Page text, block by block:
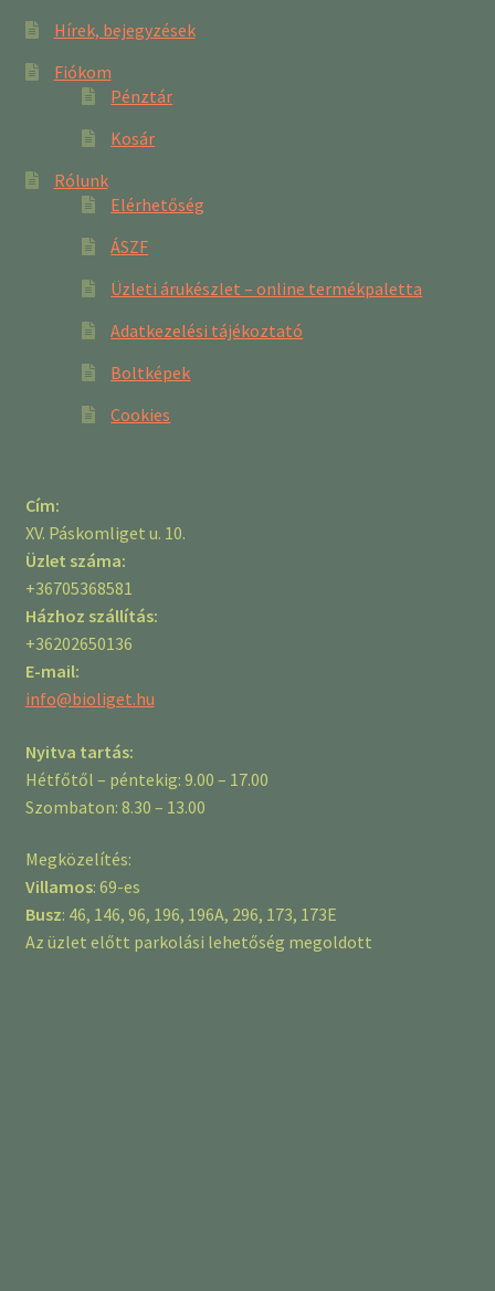
Hírek, bejegyzések
Fiókom
Pénztár
Kosár
Rólunk
Elérhetőség
ÁSZF
Üzleti árukészlet – online termékpaletta
Adatkezelési tájékoztató
Boltképek
Cookies
Cím:
XV. Páskomliget u. 10.
Üzlet száma:
+36705368581
Házhoz szállítás:
+36202650136
E-mail:
info@bioliget.hu
Nyitva tartás:
Hétfőtől – péntekig: 9.00 – 17.00
Szombaton: 8.30 – 13.00
Megközelítés:
Villamos: 69-es
Busz: 46, 146, 96, 196, 196A, 296, 173, 173E
Az üzlet előtt parkolási lehetőség megoldott